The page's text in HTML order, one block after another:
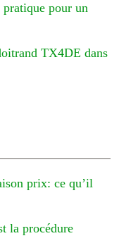
pour un
TX4DE dans
prix: ce qu’il
la procédure